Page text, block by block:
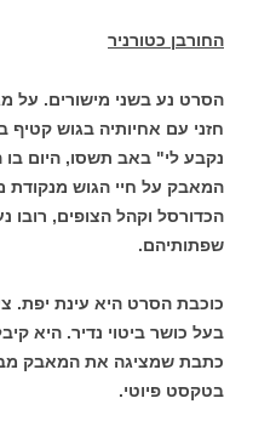
החורבן כטורניר
הסרט נע בשני מישורים. על
חזני עם אחיותיה בגוש
נקבע לי" באב תשסו, היום בו
המאבק על חיי הגוש
הכדורסל וקהל הצופים, רובו
שפתותיהם.
כוכבת הסרט היא עינת יפת.
כתבת שמציגה את המאבק
בטקסט פיוטי.